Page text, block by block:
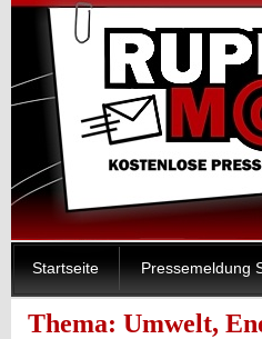
Startseite Pressemeldung
Thema: Umwelt,